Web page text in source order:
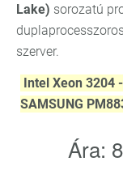
Lake) sorozatú
szerver.
Intel Xeon 3204
SAMSUNG
Ára: